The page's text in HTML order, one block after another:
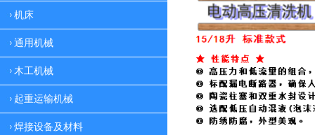
机床
通用机械
木工机械
起重运输机械
焊接设备及材料